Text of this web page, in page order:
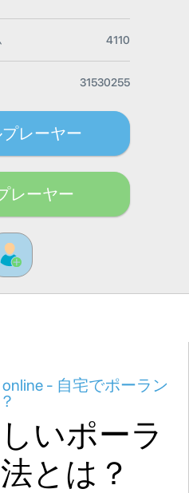
4110
31530255
レーヤー
レーヤー
- 自宅でポーラン
いポーラ
とは？